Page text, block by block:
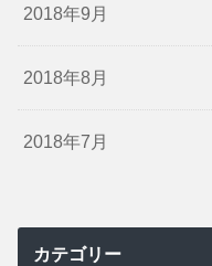
2018年9月
2018年8月
2018年7月
カテゴリー